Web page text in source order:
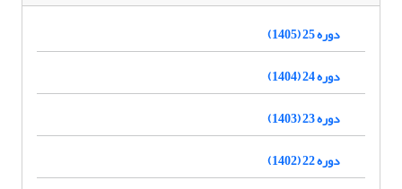
دوره 25 (1405)
دوره 24 (1404)
دوره 23 (1403)
دوره 22 (1402)